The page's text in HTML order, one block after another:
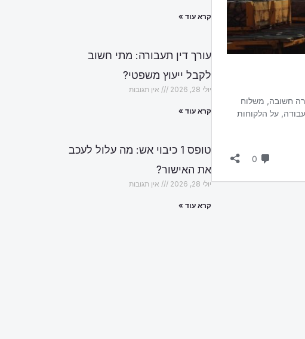
קרא עוד »
עורך דין תעבורה: מתי חשוב
לקבל ייעוץ משפטי?
יולי 28, 2026 אין תגובות
קרא עוד »
טופס 1 כיבוי אש: מה עלול לעכב
את האישור?
יולי 28, 2026 אין תגובות
קרא עוד »